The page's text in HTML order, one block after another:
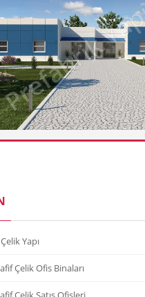
Yapı
Çelik Ofis Binaları